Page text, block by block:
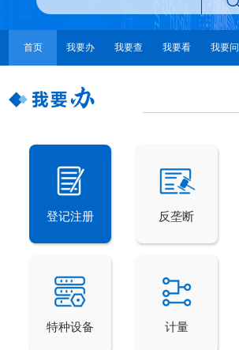
首页 我要办 我要查 我要看 我要问
登记注册 反垄断
特种设备 计量